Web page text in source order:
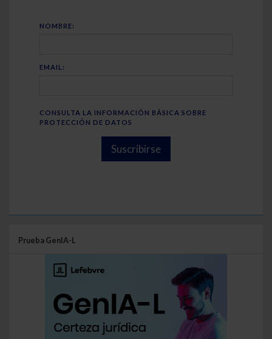
NOMBRE:
EMAIL:
CONSULTA LA INFORMACIÓN BÁSICA SOBRE
PROTECCIÓN DE DATOS
Suscribirse
Prueba GenIA-L